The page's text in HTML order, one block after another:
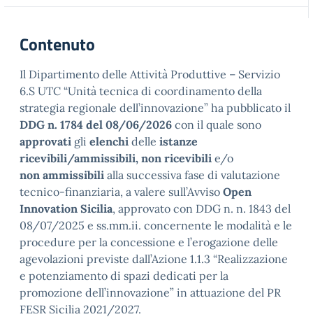
Contenuto
Il Dipartimento delle Attività Produttive – Servizio
6.S UTC “Unità tecnica di coordinamento della
strategia regionale dell’innovazione” ha pubblicato il
DDG n. 1784 del 08/06/2026 con il quale sono
approvati gli elenchi delle istanze
ricevibili/ammissibili, non ricevibili e/o
non ammissibili alla successiva fase di valutazione
tecnico-finanziaria, a valere sull’Avviso Open
Innovation Sicilia, approvato con DDG n. n. 1843 del
08/07/2025 e ss.mm.ii. concernente le modalità e le
procedure per la concessione e l’erogazione delle
agevolazioni previste dall’Azione 1.1.3 “Realizzazione
e potenziamento di spazi dedicati per la
promozione dell’innovazione” in attuazione del PR
FESR Sicilia 2021/2027.